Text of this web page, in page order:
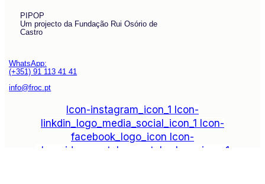
PIPOP
Um projecto da Fundação Rui Osório de
Castro
WhatsApp:
(+351) 91 113 41 41
info@froc.pt
Icon-instagram_icon_1
Icon-
linkdin_logo_media_social_icon_1
Icon-
facebook_logo_icon Icon-
play_video_youtube_youtube-logo_icon_1